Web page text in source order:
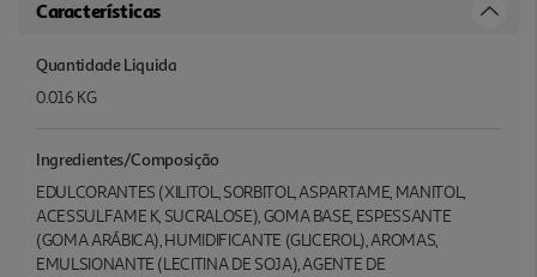
Características
Quantidade Liquida
0.016 KG
Ingredientes/Composição
EDULCORANTES (XILITOL, SORBITOL, ASPARTAME, MANITOL,
ACESSULFAME K, SUCRALOSE), GOMA BASE, ESPESSANTE
(GOMA ARÁBICA), HUMIDIFICANTE (GLICEROL), AROMAS,
EMULSIONANTE (LECITINA DE SOJA), AGENTE DE